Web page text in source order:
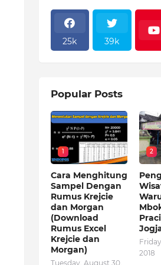
25k 39k
Popular Posts
1
Cara Menghitung
Sampel Dengan
Rumus Krejcie
dan Morgan
(Download
Rumus Excel
Krejcie dan
Morgan)
Tuesday, August 30,
2
2018